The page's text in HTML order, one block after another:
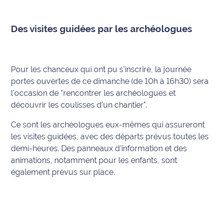
de Jeff
club
Les
Coachs
Bon
plan
sortie
Des visites guidées par les archéologues
Pour les chanceux qui ont pu s'inscrire, la journée
portes ouvertes de ce dimanche (de 10h à 16h30) sera
l'occasion de "rencontrer les archéologues et
découvrir les coulisses d'un chantier".
Ce sont les archéologues eux-mêmes qui assureront
les visites guidées, avec des départs prévus toutes les
demi-heures. Des panneaux d'information et des
animations, notamment pour les enfants, sont
également prévus sur place.